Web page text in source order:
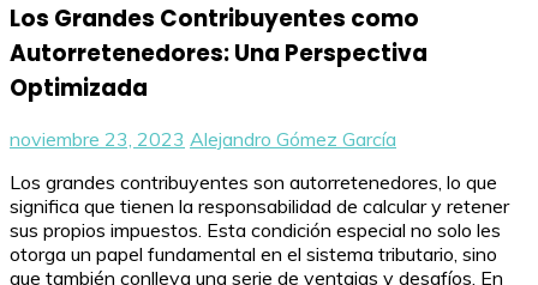
Los Grandes Contribuyentes como
Autorretenedores: Una Perspectiva
Optimizada
noviembre 23, 2023 Alejandro Gómez García
Los grandes contribuyentes son autorretenedores, lo que
significa que tienen la responsabilidad de calcular y retener
sus propios impuestos. Esta condición especial no solo les
otorga un papel fundamental en el sistema tributario, sino
que también conlleva una serie de ventajas y desafíos. En